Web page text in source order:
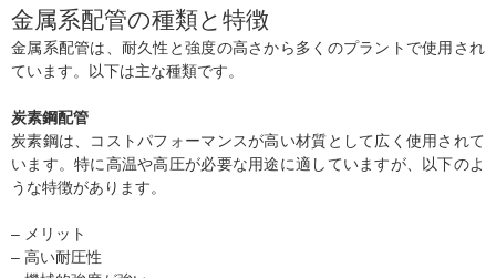
金属系配管の種類と特徴
金属系配管は、耐久性と強度の高さから多くのプラントで使用され
ています。以下は主な種類です。
炭素鋼配管
炭素鋼は、コストパフォーマンスが高い材質として広く使用されて
います。特に高温や高圧が必要な用途に適していますが、以下のよ
うな特徴があります。
– メリット
– 高い耐圧性